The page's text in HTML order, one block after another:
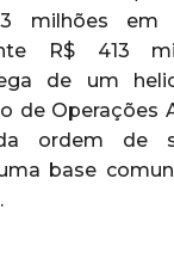
milhões em
R$ 413
de um
de Operações
ordem de
base